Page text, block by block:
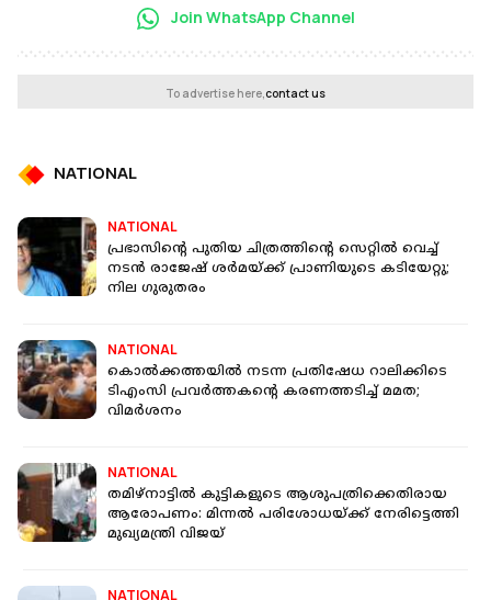
Join WhatsApp Channel
To advertise here,contact us
NATIONAL
NATIONAL
പ്രഭാസിൻ്റെ പുതിയ ചിത്രത്തിന്റെ സെറ്റില്‍ വെച്ച്
നടന്‍ രാജേഷ് ശര്‍മയ്ക്ക് പ്രാണിയുടെ കടിയേറ്റു;
നില ഗുരുതരം
NATIONAL
കൊല്‍ക്കത്തയില്‍ നടന്ന പ്രതിഷേധ റാലിക്കിടെ
ടിഎംസി പ്രവര്‍ത്തകൻ്റെ കരണത്തടിച്ച് മമത;
വിമര്‍ശനം
NATIONAL
തമിഴ്നാട്ടിൽ കുട്ടികളുടെ ആശുപത്രിക്കെതിരായ
ആരോപണം: മിന്നൽ പരിശോധയ്ക്ക് നേരിട്ടെത്തി
മുഖ്യമന്ത്രി വിജയ്
NATIONAL